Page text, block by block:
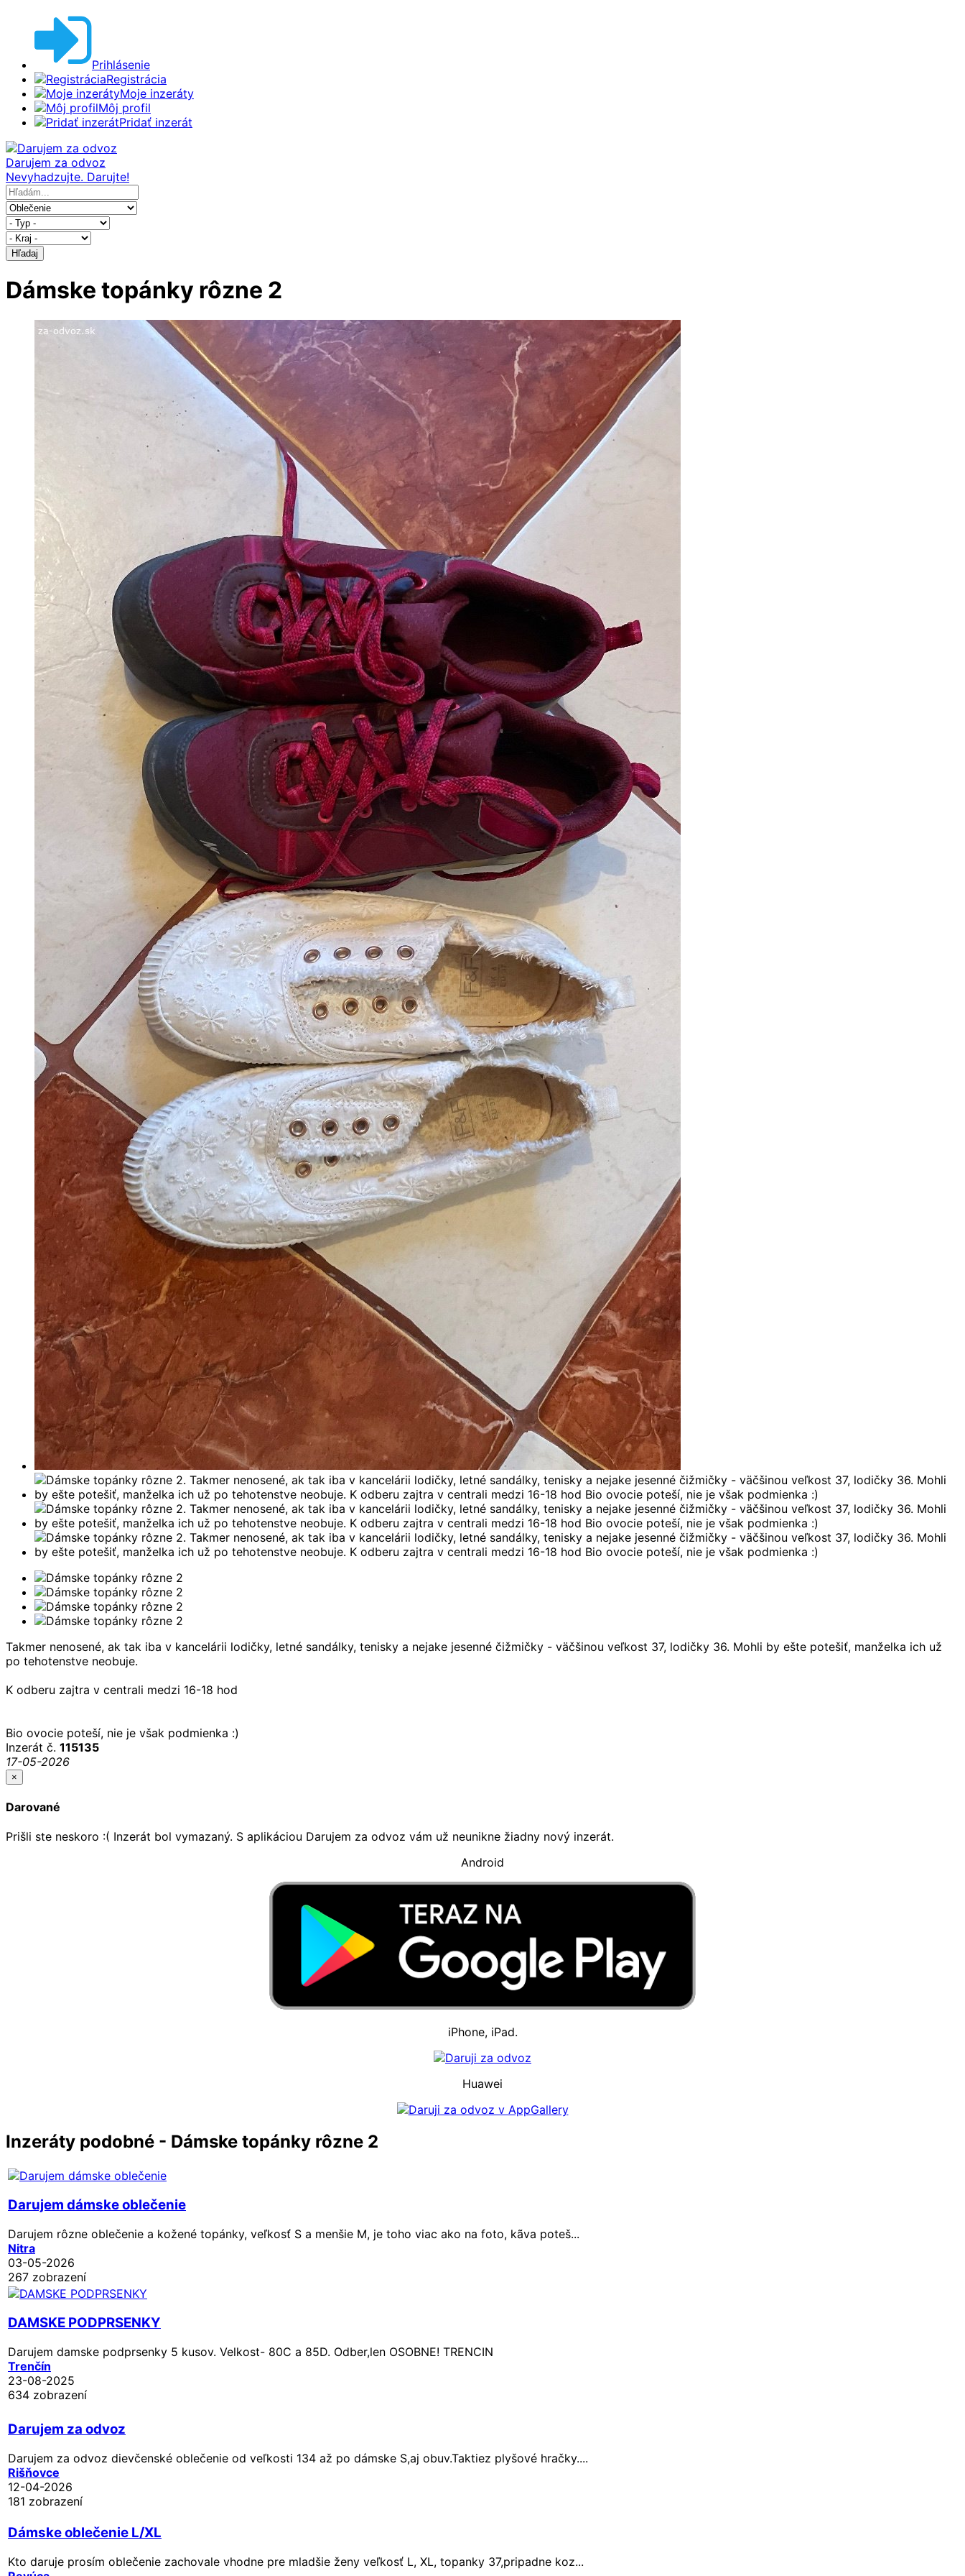
Prihlásenie
Registrácia
Moje inzeráty
Môj profil
Pridať inzerát
Darujem za odvoz
Nevyhadzujte. Darujte!
Hľadaj
Dámske topánky rôzne 2
Takmer nenosené, ak tak iba v kancelárii lodičky, letné sandálky, tenisky a nejake jesenné čižmičky - väčšinou veľkost 37, lodičky 36. Mohli by ešte potešiť, manželka ich už
po tehotenstve neobuje.
K odberu zajtra v centrali medzi 16-18 hod
Bio ovocie poteší, nie je však podmienka :)
Inzerát č. 115135
17-05-2026
×
Darované
Prišli ste neskoro :( Inzerát bol vymazaný. S aplikáciou Darujem za odvoz vám už neunikne žiadny nový inzerát.
Android
iPhone, iPad.
Huawei
Inzeráty podobné - Dámske topánky rôzne 2
Darujem dámske oblečenie
Darujem rôzne oblečenie a kožené topánky, veľkosť S a menšie M, je toho viac ako na foto, kãva poteš...
Nitra
03-05-2026
267 zobrazení
DAMSKE PODPRSENKY
Darujem damske podprsenky 5 kusov. Velkost- 80C a 85D. Odber,len OSOBNE! TRENCIN
Trenčín
23-08-2025
634 zobrazení
Darujem za odvoz
Darujem za odvoz dievčenské oblečenie od veľkosti 134 až po dámske S,aj obuv.Taktiez plyšové hračky....
Rišňovce
12-04-2026
181 zobrazení
Dámske oblečenie L/XL
Kto daruje prosím oblečenie zachovale vhodne pre mladšie ženy veľkosť L, XL, topanky 37,pripadne koz...